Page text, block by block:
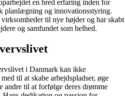
en bred erfaring inden for
planlægning og innovationsstyring.
til nye højder og har skabt
og samfundet som helhed.
i Danmark kan ikke
til at skabe arbejdspladser, øge
andre til at forfølge deres drømme